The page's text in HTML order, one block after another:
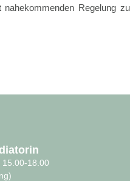
Regelung zu
18.00